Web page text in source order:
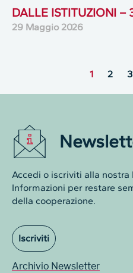
DALLE ISTITUZIONI –
29 Maggio 2026
1 2 3
Accedi o iscriviti alla
Informazioni per restare
della cooperazione.
Iscriviti
Archivio Newsletter